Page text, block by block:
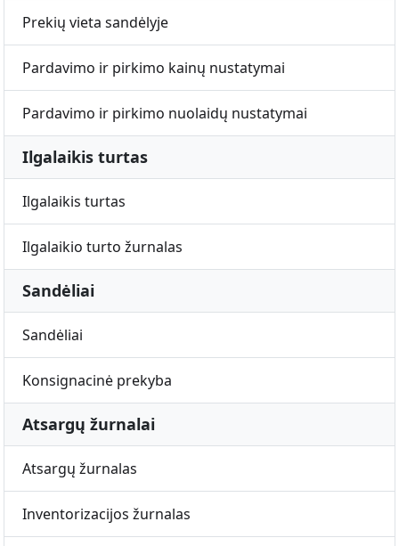
Prekių vieta sandėlyje
Pardavimo ir pirkimo kainų nustatymai
Pardavimo ir pirkimo nuolaidų nustatymai
Ilgalaikis turtas
Ilgalaikis turtas
Ilgalaikio turto žurnalas
Sandėliai
Sandėliai
Konsignacinė prekyba
Atsargų žurnalai
Atsargų žurnalas
Inventorizacijos žurnalas